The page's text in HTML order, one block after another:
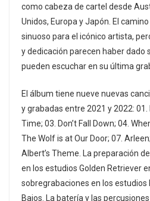
como cabeza de cartel desde
Unidos, Europa y Japón. El
sinuoso para el icónico artista,
y dedicación parecen haber dado
pueden escuchar en su última
El álbum tiene nueve nuevas
y grabadas entre 2021 y 2022: 01.
Time; 03. Don’t Fall Down; 04.
The Wolf is at Our Door; 07.
Albert’s Theme. La preparación
en los estudios Golden Retriever
sobregrabaciones en los estudios
Bajos. La batería y las